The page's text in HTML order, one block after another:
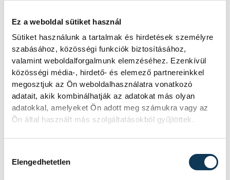
Ez a weboldal sütiket használ
Sütiket használunk a tartalmak és hirdetések személyre
szabásához, közösségi funkciók biztosításához,
valamint weboldalforgalmunk elemzéséhez. Ezenkívül
közösségi média-, hirdető- és elemező partnereinkkel
megosztjuk az Ön weboldalhasználatra vonatkozó
adatait, akik kombinálhatják az adatokat más olyan
adatokkal, amelyeket Ön adott meg számukra vagy az
Ön által használt más szolgáltatásokból gyűjtöttek.
Elengedhetetlen
TOVÁBBI CIKKEK